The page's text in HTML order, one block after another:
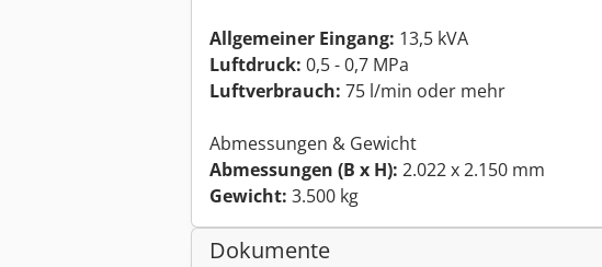
Allgemeiner Eingang: 13,5 kVA
Luftdruck: 0,5 - 0,7 MPa
Luftverbrauch: 75 l/min oder mehr
Abmessungen & Gewicht
Abmessungen (B x H): 2.022 x 2.150 mm
Gewicht: 3.500 kg
Dokumente